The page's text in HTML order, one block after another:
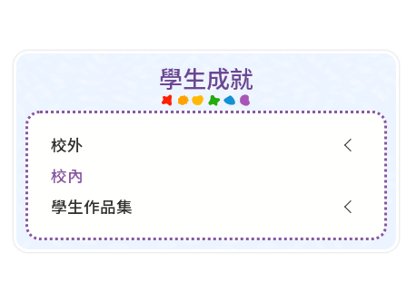
學生成就
校外
校內
學生作品集